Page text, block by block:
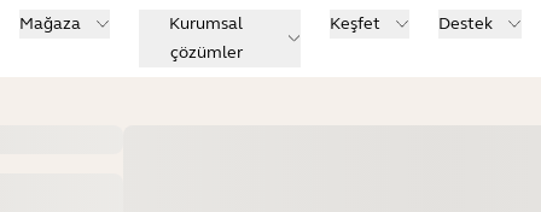
Mağaza
Kurumsal
çözümler
Keşfet Destek